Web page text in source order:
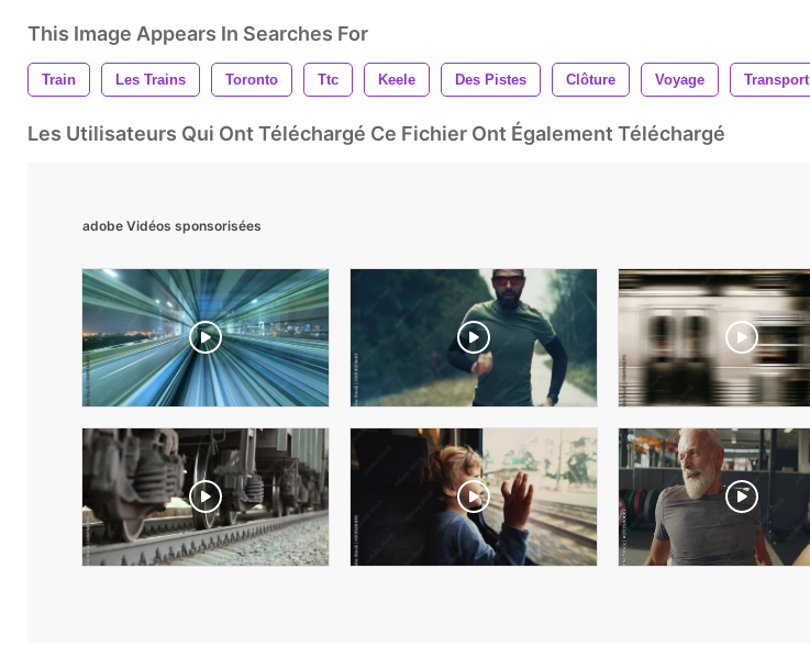
This Image Appears In Searches For
Train Les Trains Toronto Ttc Keele Des Pistes Clôture Voyage Transport
Les Utilisateurs Qui Ont Téléchargé Ce Fichier Ont Également Téléchargé
adobe Vidéos sponsorisées